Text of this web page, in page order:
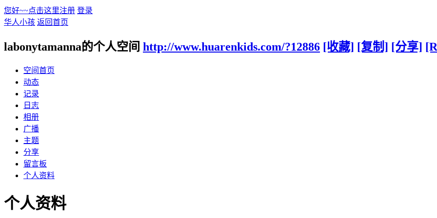
您好~~点击这里注册 登录
华人小孩 返回首页
labonytamanna的个人空间 http://www.huarenkids.com/?12886 [收藏] [复制] [分享]
空间首页
动态
记录
日志
相册
广播
主题
分享
留言板
个人资料
个人资料